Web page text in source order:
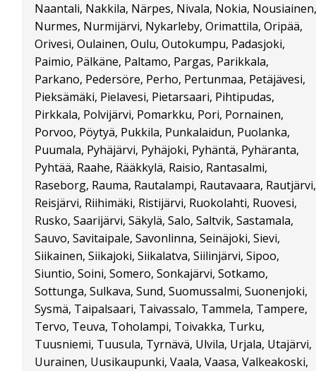
Naantali, Nakkila, Närpes, Nivala, Nokia, Nousiainen,
Nurmes, Nurmijärvi, Nykarleby, Orimattila, Oripää,
Orivesi, Oulainen, Oulu, Outokumpu, Padasjoki,
Paimio, Pälkäne, Paltamo, Pargas, Parikkala,
Parkano, Pedersöre, Perho, Pertunmaa, Petäjävesi,
Pieksämäki, Pielavesi, Pietarsaari, Pihtipudas,
Pirkkala, Polvijärvi, Pomarkku, Pori, Pornainen,
Porvoo, Pöytyä, Pukkila, Punkalaidun, Puolanka,
Puumala, Pyhäjärvi, Pyhäjoki, Pyhäntä, Pyhäranta,
Pyhtää, Raahe, Rääkkylä, Raisio, Rantasalmi,
Raseborg, Rauma, Rautalampi, Rautavaara, Rautjärvi,
Reisjärvi, Riihimäki, Ristijärvi, Ruokolahti, Ruovesi,
Rusko, Saarijärvi, Säkylä, Salo, Saltvik, Sastamala,
Sauvo, Savitaipale, Savonlinna, Seinäjoki, Sievi,
Siikainen, Siikajoki, Siikalatva, Siilinjärvi, Sipoo,
Siuntio, Soini, Somero, Sonkajärvi, Sotkamo,
Sottunga, Sulkava, Sund, Suomussalmi, Suonenjoki,
Sysmä, Taipalsaari, Taivassalo, Tammela, Tampere,
Tervo, Teuva, Toholampi, Toivakka, Turku,
Tuusniemi, Tuusula, Tyrnävä, Ulvila, Urjala, Utajärvi,
Uurainen, Uusikaupunki, Vaala, Vaasa, Valkeakoski,